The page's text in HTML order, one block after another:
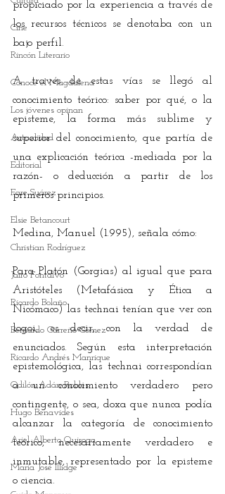
Cine
Rincón Literario
Conoce el Magdalena
Los jóvenes opinan
Actualidad
Editorial
Fare Suárez
Elsie Betancourt
Christian Rodríguez
Jairo Fontalvo
Ricardo Bolaño
Bernardo Carreño Gómez
Ricardo Andrés Manrique
Odilón Adán Robles
Hugo Benavides
Ariel Alberto Quiroga
María José Illidge
propiciado por la experiencia a través de
los recursos técnicos se denotaba con un
bajo perfil.
A través de estas vías se llegó al
conocimiento teórico: saber por qué, o la
episteme, la forma más sublime y
superior del conocimiento, que partía de
una explicación teórica -mediada por la
razón- o deducción a partir de los
primeros principios.
Medina, Manuel (1.995), señala cómo:
Para Platón (Gorgias) al igual que para
Aristóteles (Metafásica y Ética a
Nicómaco) las technai tenían que ver con
logoi, es decir, con la verdad de
enunciados. Según esta interpretación
epistemológica, las technai correspondían
a un conocimiento verdadero pero
contingente, o sea, doxa que nunca podía
alcanzar la categoría de conocimiento
teórico, necesariamente verdadero e
inmutable, representado por la episteme
o ciencia.